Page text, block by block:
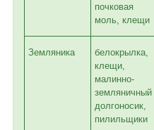
почковая
моль, клещи
Земляника
белокрылка,
клещи,
малинно-
земляничный
долгоносик,
пилильщики